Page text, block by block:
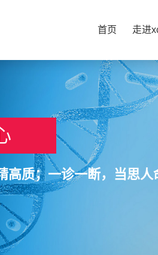
首页 走进
高质；一诊一断，当思人